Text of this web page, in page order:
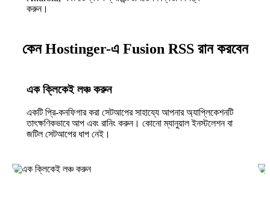
করুন।
কেন Hostinger-এ Fusion RSS রান করবেন
এক ক্লিকেই লঞ্চ করুন
একটি প্রি-কনফিগার করা সেটআপের সাহায্যে আপনার অ্যাপ্লিকেশনটি
তাৎক্ষণিকভাবে আপ এবং রানিং করুন। কোনো ম্যানুয়াল ইনস্টলেশন বা
জটিল সেটআপের ধাপ নেই।